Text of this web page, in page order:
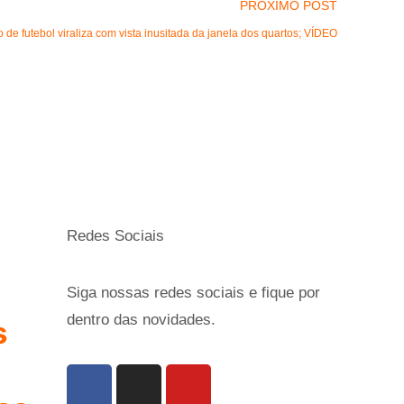
PRÓXIMO POST
de futebol viraliza com vista inusitada da janela dos quartos; VÍDEO
Redes Sociais
Siga nossas redes sociais e fique por
dentro das novidades.